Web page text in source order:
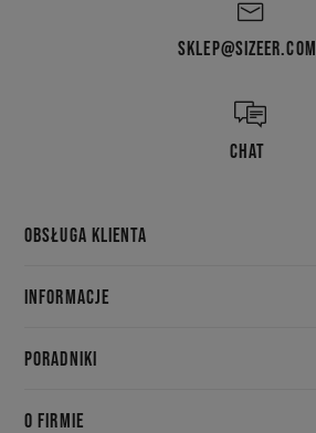
SKLEP@SIZEER.COM
CHAT
OBSŁUGA KLIENTA
INFORMACJE
PORADNIKI
O FIRMIE